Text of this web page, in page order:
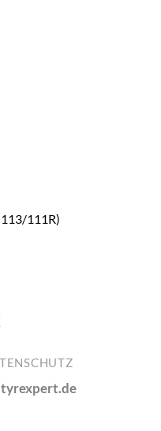
111R)
tyrexpert.de